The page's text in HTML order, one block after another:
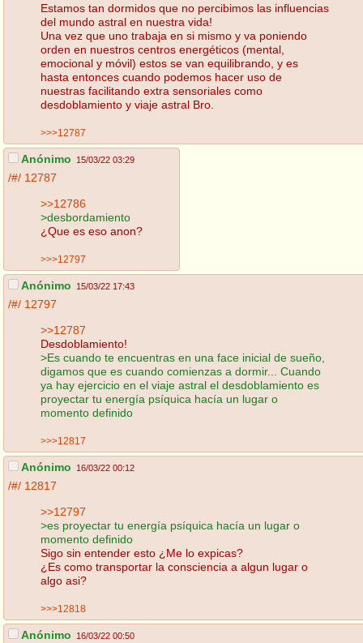
Estamos tan dormidos que no percibimos las influencias
del mundo astral en nuestra vida!
Una vez que uno trabaja en si mismo y va poniendo
orden en nuestros centros energéticos (mental,
emocional y móvil) estos se van equilibrando, y es
hasta entonces cuando podemos hacer uso de
nuestras facilitando extra sensoriales como
desdoblamiento y viaje astral Bro.
>>>12787
Anónimo 15/03/22 03:29
/#/ 12787
>>12786
>desbordamiento
¿Que es eso anon?
>>>12797
Anónimo 15/03/22 17:43
/#/ 12797
>>12787
Desdoblamiento!
>Es cuando te encuentras en una face inicial de sueño,
digamos que es cuando comienzas a dormir... Cuando
ya hay ejercicio en el viaje astral el desdoblamiento es
proyectar tu energía psíquica hacía un lugar o
momento definido
>>>12817
Anónimo 16/03/22 00:12
/#/ 12817
>>12797
>es proyectar tu energía psíquica hacía un lugar o
momento definido
Sigo sin entender esto ¿Me lo expicas?
¿Es como transportar la consciencia a algun lugar o
algo asi?
>>>12818
Anónimo 16/03/22 00:50